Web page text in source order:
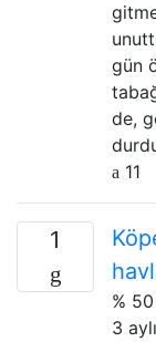
gün
de,
11
1
%
3